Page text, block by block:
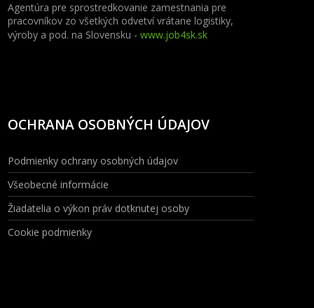
Agentúra pre sprostredkovanie zamestnania pre
pracovníkov zo všetkých odvetví vrátane logistiky,
výroby a pod. na Slovensku -www.job4sk.sk
OCHRANA OSOBNÝCH ÚDAJOV
Podmienky ochrany osobných údajov
Všeobecné informácie
Žiadatelia o výkon práv dotknutej osoby
Cookie podmienky